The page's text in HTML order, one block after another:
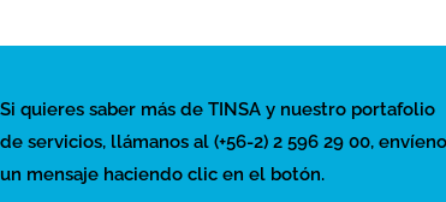
Si quieres saber más de TINSA y nuestro portafolio
de servicios, llámanos al (+56-2) 2 596 29 00,
un mensaje haciendo clic en el botón.